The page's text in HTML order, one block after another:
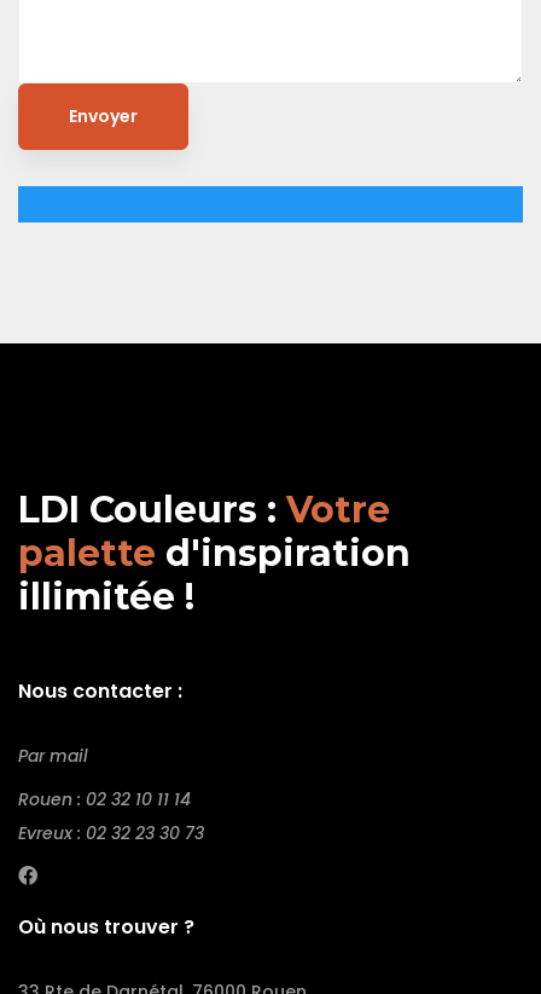
LDI Couleurs : Votre
palette d'inspiration
illimitée !
Nous contacter :
Par mail
Rouen : 02 32 10 11 14
Evreux : 02 32 23 30 73
Où nous trouver ?